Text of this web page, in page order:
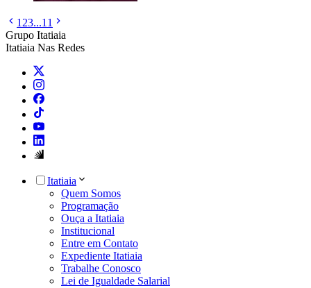
1 23...11
Grupo Itatiaia
Itatiaia Nas Redes
Itatiaia
Quem Somos
Programação
Ouça a Itatiaia
Institucional
Entre em Contato
Expediente Itatiaia
Trabalhe Conosco
Lei de Igualdade Salarial